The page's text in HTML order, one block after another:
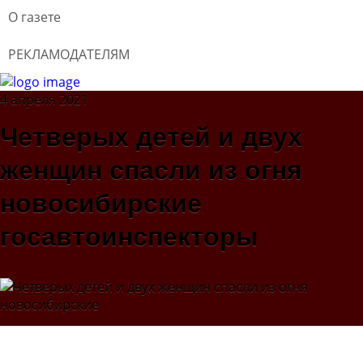
О газете
РЕКЛАМОДАТЕЛЯМ
4 апреля 2021
Четверых детей и двух
женщин спасли из огня
новосибирские
госавтоинспекторы